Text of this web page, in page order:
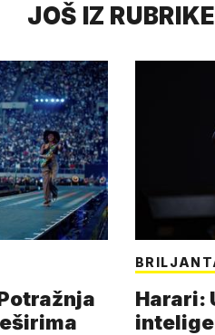
JOŠ IZ RUBRIKE
Harari: